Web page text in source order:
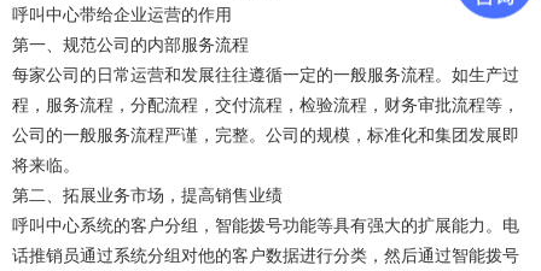
呼叫中心带给企业运营的作用
第一、规范公司的内部服务流程
每家公司的日常运营和发展往往遵循一定的一般服务流程。如生产过
程，服务流程，分配流程，交付流程，检验流程，财务审批流程等，
公司的一般服务流程严谨，完整。公司的规模，标准化和集团发展即
将来临。
第二、拓展业务市场，提高销售业绩
呼叫中心系统的客户分组，智能拨号功能等具有强大的扩展能力。电
话推销员通过系统分组对他的客户数据进行分类，然后通过智能拨号